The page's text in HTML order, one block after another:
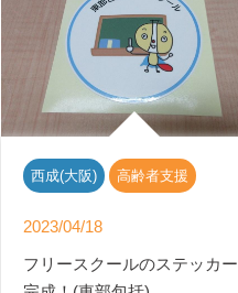
西成(大阪) 高齢者支援
2023/04/18
フリースクールのステッカー